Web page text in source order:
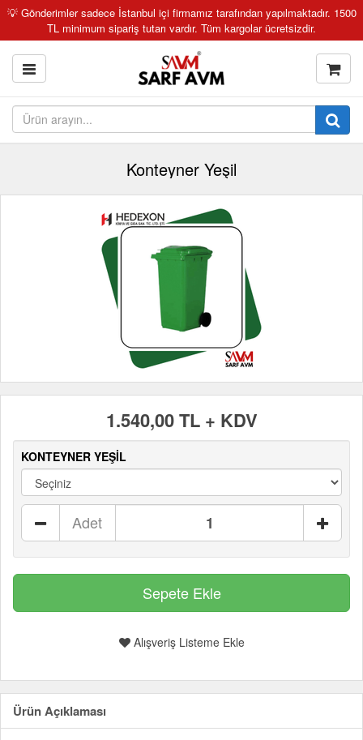
💡 Gönderimler sadece İstanbul içi firmamız tarafından yapılmaktadır. 1500
TL minimum sipariş tutarı vardır. Tüm kargolar ücretsizdir.
Konteyner Yeşil
1.540,00 TL + KDV
KONTEYNER YEŞİL
Adet
Alışveriş Listeme Ekle
Ürün Açıklaması